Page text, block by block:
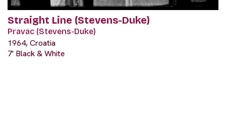
Straight Line (Stevens-Duke)
Pravac (Stevens-Duke)
1964, Croatia
7' Black & White